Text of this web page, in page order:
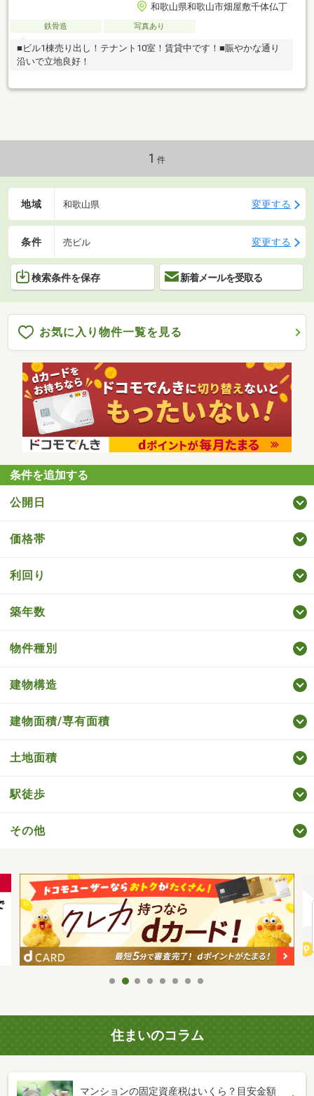
和歌山県和歌山市畑屋敷千体仏丁
鉄骨造 写真あり
■ビル1棟売り出し！テナント10室！賃貸中です！■賑やかな通り
沿いで立地良好！
1 件
地域 和歌山県 変更する
条件 売ビル 変更する
検索条件を保存 新着メールを受取る
お気に入り物件一覧を見る
条件を追加する
公開日
価格帯
利回り
築年数
物件種別
建物構造
建物面積/専有面積
土地面積
駅徒歩
その他
住まいのコラム
マンションの固定資産税はいくら？目安金額